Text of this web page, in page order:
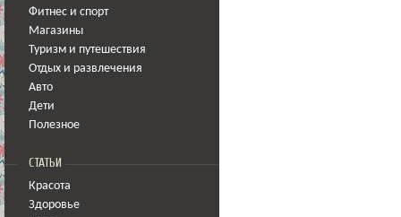
Фитнес и спорт
Магазины
Туризм и путешествия
Отдых и развлечения
Авто
Дети
Полезное
СТАТЬИ
Красота
Здоровье